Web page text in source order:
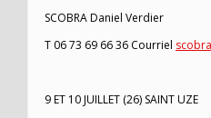
SCOBRA Daniel Verdier
T 06 73 69 66 36 Courriel
9 ET 10 JUILLET (26) SAINT UZE